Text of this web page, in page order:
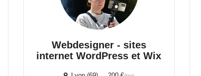
Webdesigner - sites
internet WordPress et Wix